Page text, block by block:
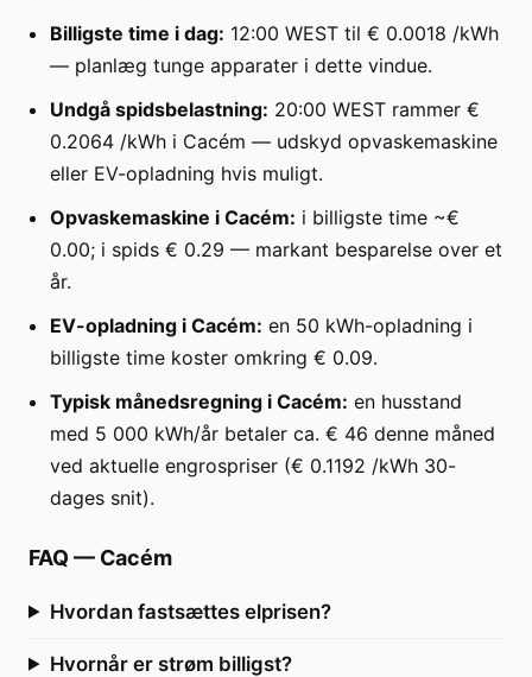
Billigste time i dag: 12:00 WEST til € 0.0018 /kWh
— planlæg tunge apparater i dette vindue.
Undgå spidsbelastning: 20:00 WEST rammer €
0.2064 /kWh i Cacém — udskyd opvaskemaskine
eller EV-opladning hvis muligt.
Opvaskemaskine i Cacém: i billigste time ~€
0.00; i spids € 0.29 — markant besparelse over et
år.
EV-opladning i Cacém: en 50 kWh-opladning i
billigste time koster omkring € 0.09.
Typisk månedsregning i Cacém: en husstand
med 5 000 kWh/år betaler ca. € 46 denne måned
ved aktuelle engrospriser (€ 0.1192 /kWh 30-
dages snit).
FAQ — Cacém
Hvordan fastsættes elprisen?
Hvornår er strøm billigst?